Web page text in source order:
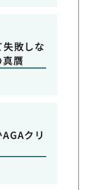
敗しな
贋
クリ